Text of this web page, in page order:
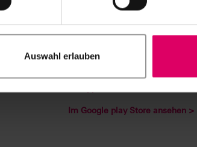
Auswahl erlauben
classical A1 - D4 Farben
Realitätsnahe, digitale
Kommentarfunktion
Im Google play Store ansehen >